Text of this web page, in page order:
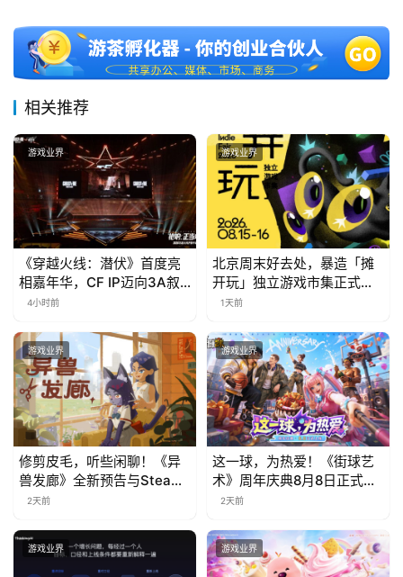
相关推荐
游戏业界
《穿越火线：潜伏》首度亮
相嘉年华，CF IP迈向3A叙
事新高度
4小时前
游戏业界
北京周末好去处，暴造「摊
开玩」独立游戏市集正式开
票！
1天前
游戏业界
修剪皮毛，听些闲聊！《异
兽发廊》全新预告与Steam
免费试玩公开
2天前
游戏业界
这一球，为热爱！《街球艺
术》周年庆典8月8日正式上
线，多重福利与全新内容同
2天前
游戏业界 游戏业界